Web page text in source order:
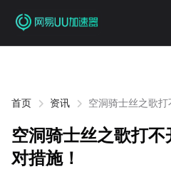
首页 资讯 空洞骑士丝之歌打
空洞骑士丝之歌打
对措施！